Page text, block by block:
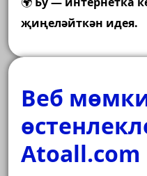
җиңеләйткән идея.
Веб
Atoall.com